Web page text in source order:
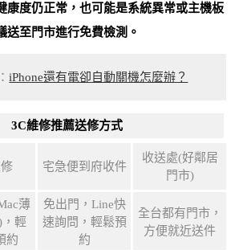
康度仍正常，也可能是系統異常或主機板
送至門市進行免費檢測。
iPhone還有電卻自動關機怎麼辦？
3C維修推薦送修方式
宅急便到府收件
收送處(好鄰居
門市)
薄
輕
約
免出門，Line快
速詢問，輕鬆預
約
全台都有門市，
方便就近送件